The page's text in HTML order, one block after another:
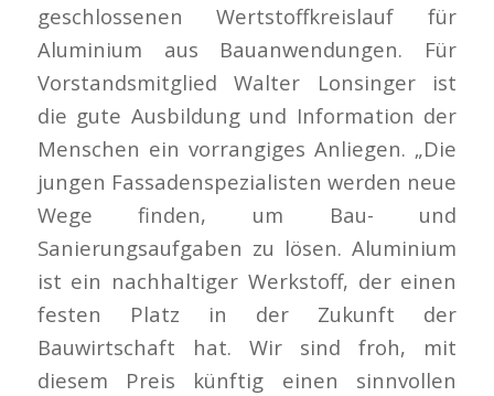
geschlossenen Wertstoffkreislauf für
Aluminium aus Bauanwendungen. Für
Vorstandsmitglied Walter Lonsinger ist
die gute Ausbildung und Information der
Menschen ein vorrangiges Anliegen. „Die
jungen Fassadenspezialisten werden neue
Wege finden, um Bau- und
Sanierungsaufgaben zu lösen. Aluminium
ist ein nachhaltiger Werkstoff, der einen
festen Platz in der Zukunft der
Bauwirtschaft hat. Wir sind froh, mit
diesem Preis künftig einen sinnvollen